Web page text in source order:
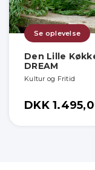
Se oplevelse
Den Lille
DREAM
Kultur og Fritid
DKK